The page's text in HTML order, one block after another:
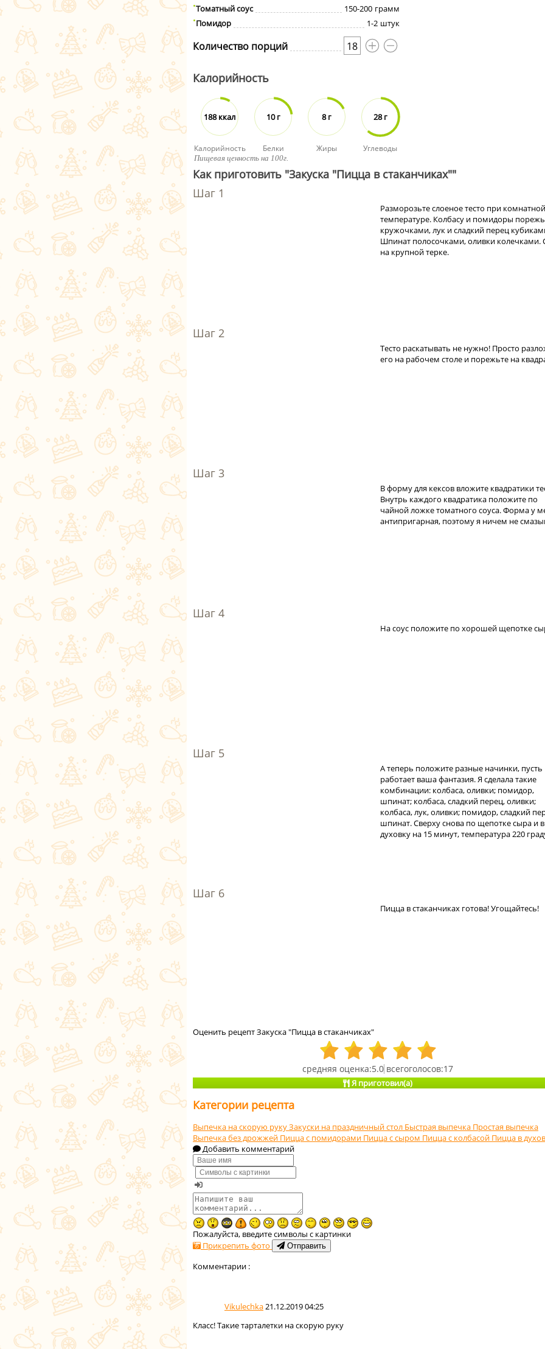
Томатный соус
150-200 грамм
Помидор
1-2 штук
Количество порций 18
Калорийность
188 ккал
Калорийность
10 г
Белки
8 г
Жиры
28 г
Углеводы
Пищевая ценность на 100г.
Как приготовить "Закуска "Пицца в стаканчиках""
Разморозьте слоеное тесто при комнатной
температуре. Колбасу и помидоры
кружочками, лук и сладкий перец
Шпинат полосочками, оливки колечками.
на крупной терке.
Тесто раскатывать не нужно! Просто
его на рабочем столе и порежьте на
В форму для кексов вложите квадратики
Внутрь каждого квадратика положите по
чайной ложке томатного соуса. Форма у
антипригарная, поэтому я ничем не
На соус положите по хорошей щепотке
А теперь положите разные начинки, пусть
работает ваша фантазия. Я сделала такие
комбинации: колбаса, оливки; помидор,
шпинат; колбаса, сладкий перец, оливки;
колбаса, лук, оливки; помидор, сладкий
шпинат. Сверху снова по щепотке сыра и в
духовку на 15 минут, температура 220
Пицца в стаканчиках готова! Угощайтесь!
Оценить рецепт Закуска "Пицца в стаканчиках"
5.0 17
Я приготовил(а)
Категории рецепта
Выпечка на скорую рукуЗакуски на праздничный стол Быстрая выпечка Простая выпечка
Выпечка без дрожжей Пицца с помидорами Пицца с сыром Пицца с колбасой Пицца в
Добавить комментарий
Пожалуйста, введите символы с картинки
Прикрепить фото
Отправить
Комментарии :
Vikulechka 21.12.2019 04:25
Класс! Такие тарталетки на скорую руку